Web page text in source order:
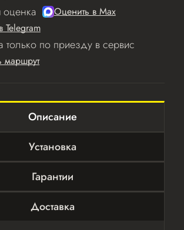
Оценить в Мах
Telegram
только по приезду в сервис
маршрут
Описание
Установка
Гарантии
Доставка